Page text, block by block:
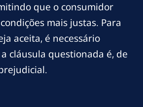
que o consumidor
mais justas. Para
aceita, é necessário
cláusula questionada é, de